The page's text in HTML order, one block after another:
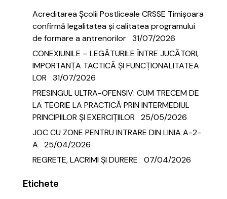
Acreditarea Școlii Postliceale CRSSE Timișoara
confirmă legalitatea și calitatea programului
de formare a antrenorilor 31/07/2026
CONEXIUNILE – LEGĂTURILE ÎNTRE JUCĂTORI,
IMPORTANȚA TACTICĂ ȘI FUNCȚIONALITATEA
LOR
31/07/2026
PRESINGUL ULTRA-OFENSIV: CUM TRECEM DE
LA TEORIE LA PRACTICĂ PRIN INTERMEDIUL
PRINCIPIILOR ȘI EXERCIȚIILOR
25/05/2026
JOC CU ZONE PENTRU INTRARE DIN LINIA A-2-
A
25/04/2026
REGRETE, LACRIMI ȘI DURERE
07/04/2026
Etichete